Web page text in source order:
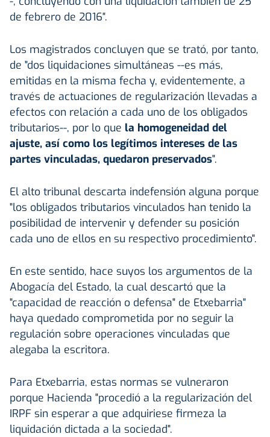
de febrero de 2016".
Los magistrados concluyen que se trató, por tanto,
de "dos liquidaciones simultáneas --es más,
emitidas en la misma fecha y, evidentemente, a
través de actuaciones de regularización llevadas a
efectos con relación a cada uno de los obligados
tributarios--, por lo que la homogeneidad del
ajuste, así como los legítimos intereses de las
partes vinculadas, quedaron preservados".
El alto tribunal descarta indefensión alguna porque
"los obligados tributarios vinculados han tenido la
posibilidad de intervenir y defender su posición
cada uno de ellos en su respectivo procedimiento".
En este sentido, hace suyos los argumentos de la
Abogacía del Estado, la cual descartó que la
"capacidad de reacción o defensa" de Etxebarria"
haya quedado comprometida por no seguir la
regulación sobre operaciones vinculadas que
alegaba la escritora.
Para Etxebarria, estas normas se vulneraron
porque Hacienda "procedió a la regularización del
IRPF sin esperar a que adquiriese firmeza la
liquidación dictada a la sociedad".